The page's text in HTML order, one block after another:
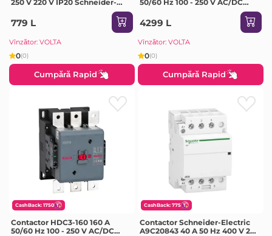
250 V 220 V IP20 Schneider-
779 L
Vînzător: VOLTA
0(0)
Cumpără Rapid
50/60 Hz 100 - 250 V AC/DC
4299 L
Vînzător: VOLTA
0(0)
Cumpără Rapid
CashBack: 1750
Contactor HDC3-160 160 A
50/60 Hz 100 - 250 V AC/DC
CashBack: 775
Contactor Schneider-Electric
A9C20843 40 A 50 Hz 400 V 220